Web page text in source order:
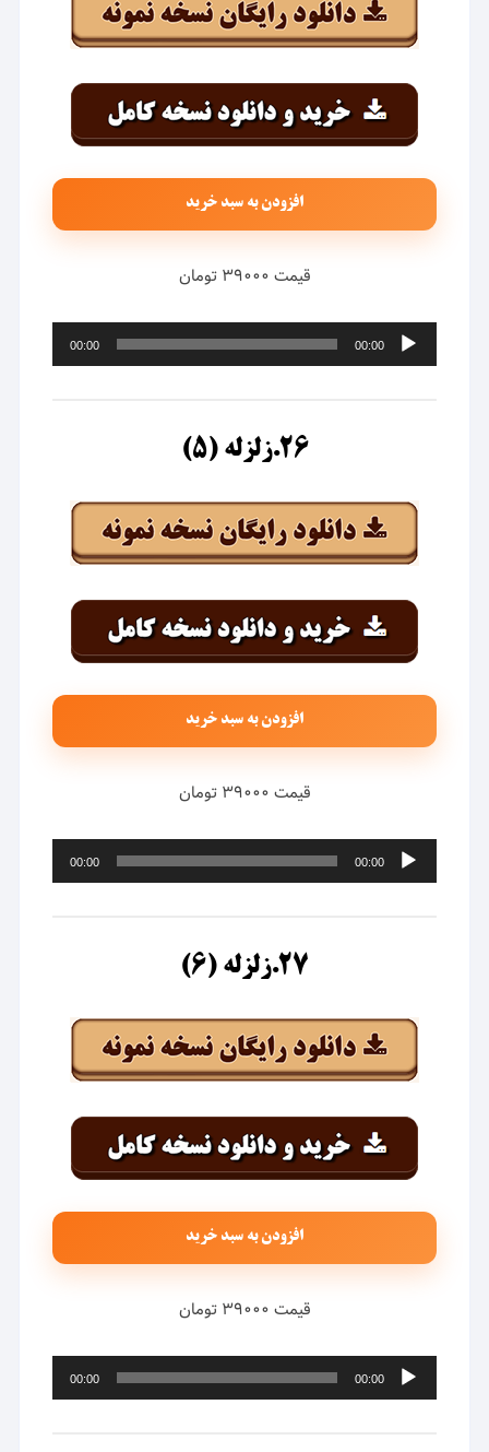
افزودن به سبد خرید
قیمت ۳۹۰۰۰ تومان
پخش‌کننده
صوت
00:00
00:00
۲۶.زلزله (۵)
افزودن به سبد خرید
قیمت ۳۹۰۰۰ تومان
پخش‌کننده
صوت
00:00
00:00
۲۷.زلزله (۶)
افزودن به سبد خرید
قیمت ۳۹۰۰۰ تومان
پخش‌کننده
صوت
00:00
00:00